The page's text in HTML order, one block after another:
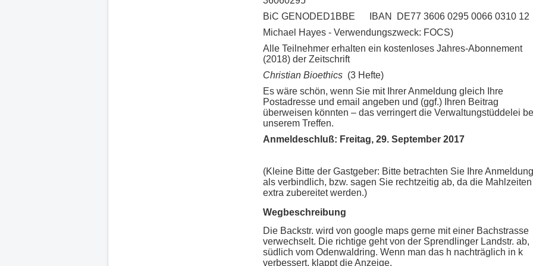
BiC GENODED1BBE IBAN DE77 3606 0295 0066 0310 12
Michael Hayes - Verwendungszweck: FOCS)
Alle Teilnehmer erhalten ein kostenloses Jahres-Abonnement
(2018) der Zeitschrift
Christian Bioethics (3 Hefte)
Es wäre schön, wenn Sie mit Ihrer Anmeldung gleich Ihre
Postadresse und email angeben und (ggf.) Ihren Beitrag
überweisen könnten – das verringert die Verwaltungstüddelei
unserem Treffen.
Anmeldeschluß: Freitag, 29. September 2017
(Kleine Bitte der Gastgeber: Bitte betrachten Sie Ihre Anmeldung
als verbindlich, bzw. sagen Sie rechtzeitig ab, da die Mahlzeiten
extra zubereitet werden.)
Wegbeschreibung
Die Backstr. wird von google maps gerne mit einer Bachstrasse
verwechselt. Die richtige geht von der Sprendlinger Landstr. ab,
südlich vom Odenwaldring. Wenn man das h nachträglich in k
verbessert, klappt die Anzeige.